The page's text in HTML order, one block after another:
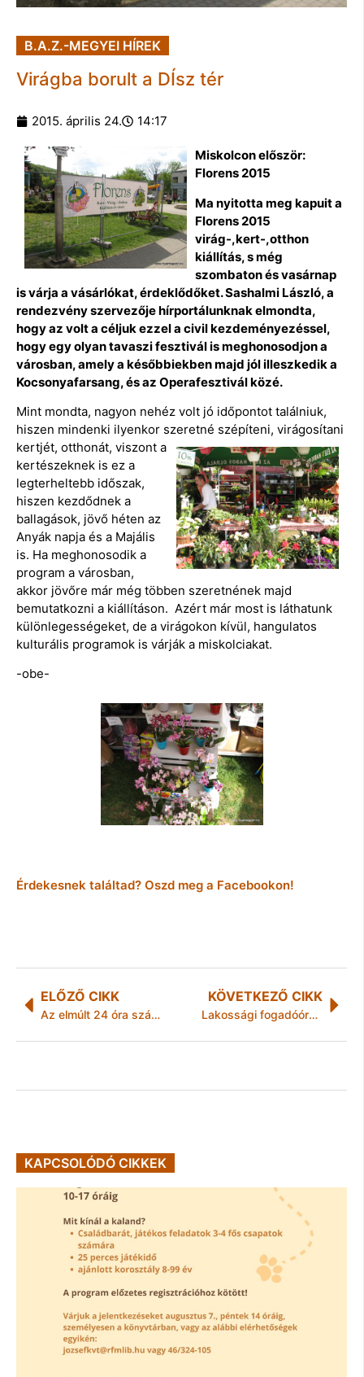
B.A.Z.-MEGYEI HÍREK
Virágba borult a DÍsz tér
2015. április 24. 14:17
Miskolcon először:
Florens 2015
Ma nyitotta meg kapuit a
Florens 2015
virág-,kert-,otthon
kiállítás, s még
szombaton és vasárnap
is várja a vásárlókat, érdeklődőket. Sashalmi László, a
rendezvény szervezője hírportálunknak elmondta,
hogy az volt a céljuk ezzel a civil kezdeményezéssel,
hogy egy olyan tavaszi fesztivál is meghonosodjon a
városban, amely a későbbiekben majd jól illeszkedik a
Kocsonyafarsang, és az Operafesztivál közé.
Mint mondta, nagyon nehéz volt jó időpontot találniuk,
hiszen mindenki ilyenkor szeretné szépíteni, virágosítani
kertjét, otthonát, viszont a
kertészeknek is ez a
legterheltebb időszak,
hiszen kezdődnek a
ballagások, jövő héten az
Anyák napja és a Majális
is. Ha meghonosodik a
program a városban,
akkor jövőre már még többen szeretnének majd
bemutatkozni a kiállításon. Azért már most is láthatunk
különlegességeket, de a virágokon kívül, hangulatos
kulturális programok is várják a miskolciakat.
-obe-
Érdekesnek találtad? Oszd meg a Facebookon!
ELŐZŐ CIKK
Az elmúlt 24 óra számokban
KÖVETKEZŐ CIKK
Lakossági fogadóórán inzultált egy többgyermekes családanyát Deák-Bárdos Mihály
KAPCSOLÓDÓ CIKKEK